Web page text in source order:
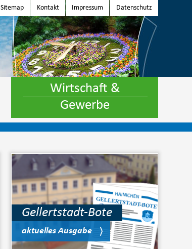
Sitemap Kontakt Impressum Datenschutz
Wirtschaft &
Gewerbe
Gellertstadt-Bote
aktuelles Ausgabe